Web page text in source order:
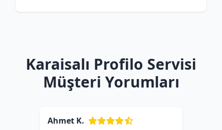
Karaisalı Profilo Servisi
Müşteri Yorumları
Ahmet K.